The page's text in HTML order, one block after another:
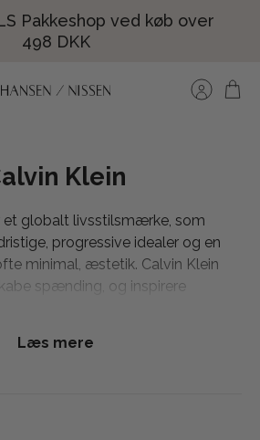
Pakkeshop ved køb over
498 DKK
Klein
et globalt livsstilsmærke, som
progressive idealer og en
minimal, æstetik. Calvin Klein
spænding, og inspirere
produkter og hele kollektioner
Læs mere